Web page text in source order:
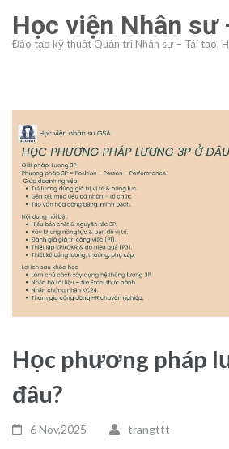
content
Học viện Nhân sư
Đào tạo kỹ thuật Quản trị Nhân sự – Tái tạo,
Học phương pháp
đâu?
6 Nov,2025 trangttt